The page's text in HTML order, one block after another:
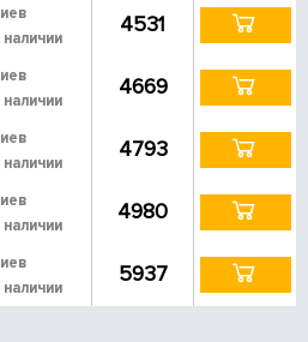
наличии
4531
наличии
4669
наличии
4793
наличии
4980
наличии
5937